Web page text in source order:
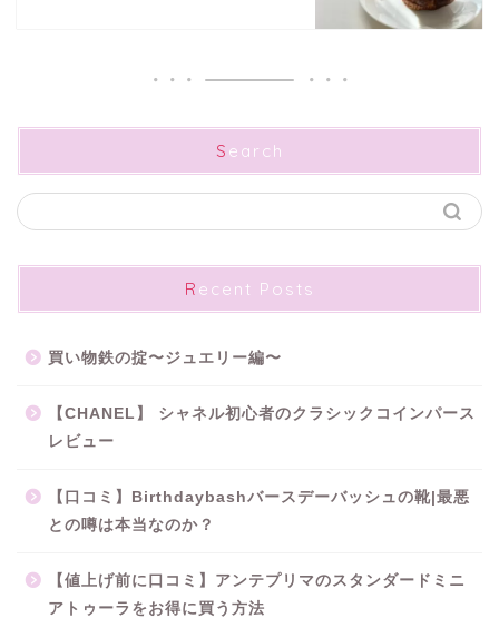
Search
Recent Posts
買い物鉄の掟〜ジュエリー編〜
【CHANEL】 シャネル初心者のクラシックコインパース
レビュー
【口コミ】Birthdaybashバースデーバッシュの靴|最悪
との噂は本当なのか？
【値上げ前に口コミ】アンテプリマのスタンダードミニ
アトゥーラをお得に買う方法